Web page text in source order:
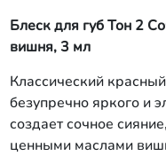
Блеск для губ Тон 2
вишня, 3 мл
Классический
безупречно яркого и
создает сочное
ценными маслами